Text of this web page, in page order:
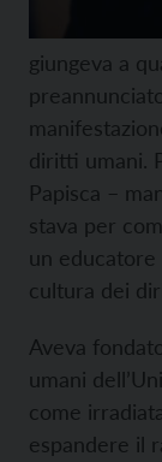
giungeva a
diritti umani.
Papisca –
stava per
un
cultura dei
Aveva
umani
come
espandere il